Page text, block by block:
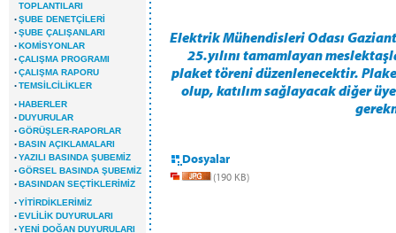
TOPLANTILARI
·ŞUBE DENETÇİLERİ
·ŞUBE ÇALIŞANLARI
·KOMİSYONLAR
·ÇALIŞMA PROGRAMI
·ÇALIŞMA RAPORU
·TEMSİLCİLİKLER
·HABERLER
·DUYURULAR
·GÖRÜŞLER-RAPORLAR
·BASIN AÇIKLAMALARI
·YAZILI BASINDA ŞUBEMİZ
·GÖRSEL BASINDA ŞUBEMİZ
·BASINDAN SEÇTİKLERİMİZ
·YİTİRDİKLERİMİZ
·EVLİLİK DUYURULARI
·YENİ DOĞAN DUYURULARI
Elektrik Mühendisleri Odası
25.yılını tamamlayan
plaket töreni düzenlenecektir.
olup, katılım sağlayacak diğer
Dosyalar
(190 KB)